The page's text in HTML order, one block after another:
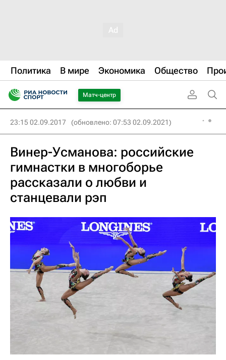
Политика В мире Экономика Общество
Матч-центр
23:15 02.09.2017 (обновлено: 07:53 02.09.2021)
Винер-Усманова: российские
гимнастки в многоборье
рассказали о любви и
станцевали рэп